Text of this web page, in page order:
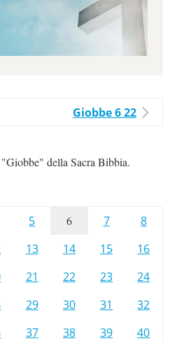
Giobbe 6 22
della Sacra Bibbia.
5 6 7
8
13 14 15
16
21 22 23
24
29 30 31
32
37 38 39
40